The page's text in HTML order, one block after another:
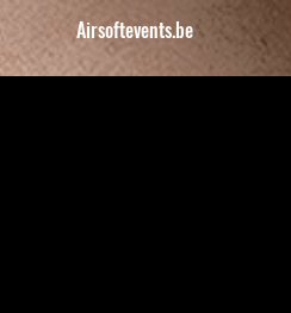
Airsoftevents.be